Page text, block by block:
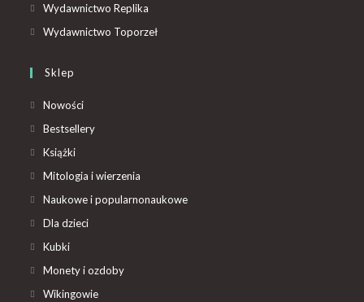
Wydawnictwo Replika
Wydawnictwo Toporzeł
Sklep
Nowości
Bestsellery
Książki
Mitologia i wierzenia
Naukowe i popularnonaukowe
Dla dzieci
Kubki
Monety i ozdoby
Wikingowie